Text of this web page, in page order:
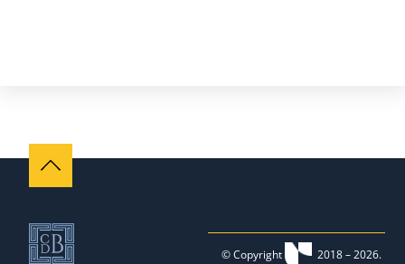
© Copyright 2018 –2026.